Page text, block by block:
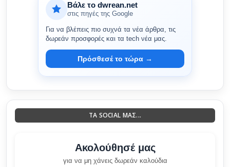
Βάλε το dwrean.net
στις πηγές της Google
Για να βλέπεις πιο συχνά τα νέα άρθρα, τις
δωρεάν προσφορές και τα tech νέα μας.
Πρόσθεσέ το τώρα →
ΤΑ SOCIAL ΜΑΣ...
Ακολούθησέ μας
για να μη χάνεις δωρεάν καλούδια